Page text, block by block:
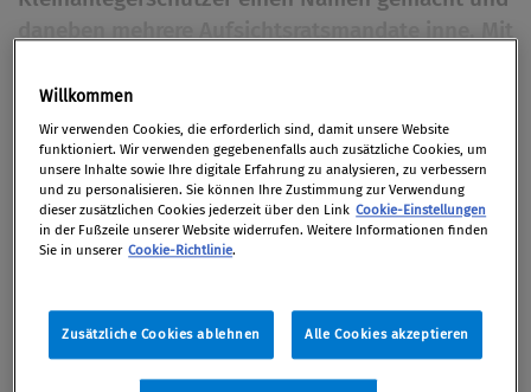
Volkswagenaffäre mit der Schule zu tun hat, wie
Geld und Unabhängigkeit zusammenpassen und
über „weiße Elefanten“ in der Rolle des
Compliance-Verantwortlichen.
VonMag. Klaus Putzer
Praxis 4/2015, S. 8
Premium
Willkommen
Wir verwenden Cookies, die erforderlich sind, damit unsere Website
funktioniert. Wir verwenden gegebenenfalls auch zusätzliche Cookies, um
unsere Inhalte sowie Ihre digitale Erfahrung zu analysieren, zu verbessern
und zu personalisieren. Sie können Ihre Zustimmung zur Verwendung
dieser zusätzlichen Cookies jederzeit über den Link Cookie-Einstellungen
in der Fußzeile unserer Website widerrufen. Weitere Informationen finden
Sie in unserer Cookie-Richtlinie.
Zusätzliche Cookies ablehnen Alle Cookies akzeptieren